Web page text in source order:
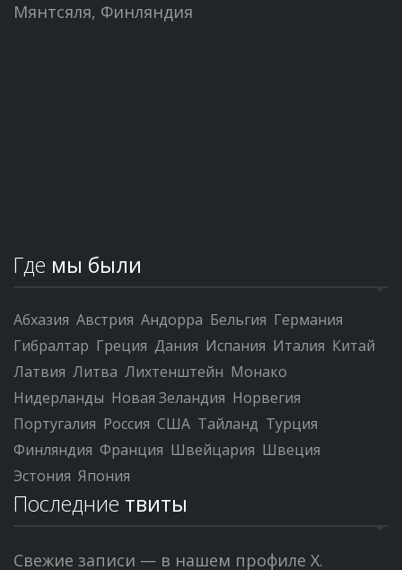
Мянтсяля, Финляндия
Где мы были
Абхазия Австрия Андорра Бельгия Германия
Гибралтар Греция Дания Испания Италия Китай
Латвия Литва Лихтенштейн Монако
Нидерланды Новая Зеландия Норвегия
Португалия Россия США Тайланд Турция
Финляндия Франция Швейцария Швеция
Эстония Япония
Последние твиты
Свежие записи — в нашем профиле X.